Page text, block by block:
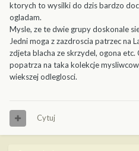
ktorych to wysilki do dzis bardzo
ogladam.
Mysle, ze te dwie grupy doskonale
Jedni moga z zazdroscia patrzec na
zdjeta blacha ze skrzydel, ogona
popatrza na taka kolekcje
wiekszej odleglosci.
Cytuj